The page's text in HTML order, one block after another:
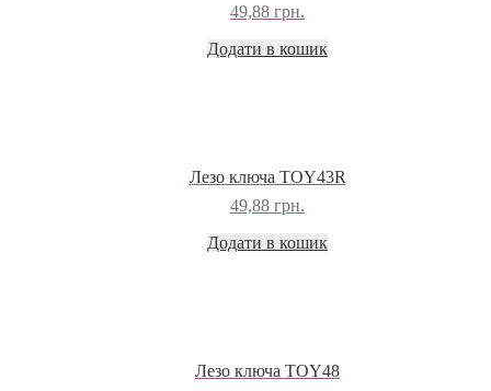
49,88 грн.
Додати в кошик
Лезо ключа TOY43R
49,88 грн.
Додати в кошик
Лезо ключа TOY48